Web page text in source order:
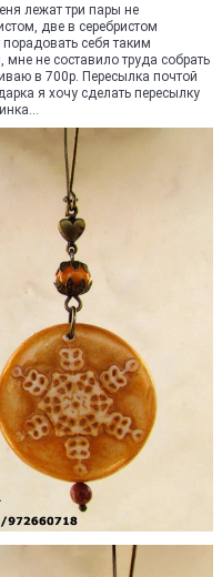
лежат три пары не
две в серебристом
себя таким
не составило труда собрать
в 700р. Пересылка почтой
я хочу сделать пересылку